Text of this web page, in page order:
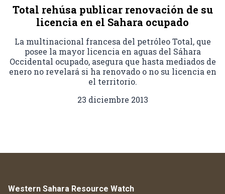
Total rehúsa publicar renovación de su
licencia en el Sahara ocupado
La multinacional francesa del petróleo Total, que
posee la mayor licencia en aguas del Sáhara
Occidental ocupado, asegura que hasta mediados de
enero no revelará si ha renovado o no su licencia en
el territorio.
23 diciembre 2013
Western Sahara Resource Watch